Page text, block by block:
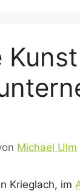
Michael Ulm
Krieglach, im